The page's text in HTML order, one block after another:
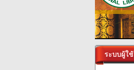
ระบบผู้ใช้